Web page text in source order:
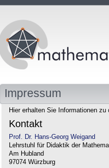
Impressum
Hier erhalten Sie Informationen
Kontakt
Prof. Dr. Hans-Georg Weigand
Lehrstuhl für Didaktik der
Am Hubland
97074 Würzburg